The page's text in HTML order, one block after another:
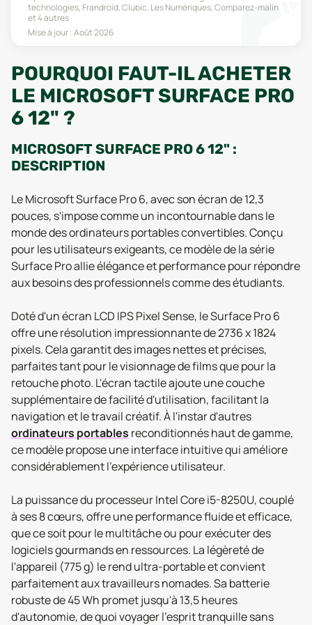
technologies, Frandroid, Clubic, Les Numériques, Comparez-malin
et 4 autres
Mise à jour :Août 2026
POURQUOI FAUT-IL ACHETER
LE MICROSOFT SURFACE PRO
6 12" ?
MICROSOFT SURFACE PRO 6 12" :
DESCRIPTION
Le Microsoft Surface Pro 6, avec son écran de 12,3
pouces, s'impose comme un incontournable dans le
monde des ordinateurs portables convertibles. Conçu
pour les utilisateurs exigeants, ce modèle de la série
Surface Pro allie élégance et performance pour répondre
aux besoins des professionnels comme des étudiants.
Doté d'un écran LCD IPS Pixel Sense, le Surface Pro 6
offre une résolution impressionnante de 2736 x 1824
pixels. Cela garantit des images nettes et précises,
parfaites tant pour le visionnage de films que pour la
retouche photo. L'écran tactile ajoute une couche
supplémentaire de facilité d'utilisation, facilitant la
navigation et le travail créatif. À l'instar d'autres
ordinateurs portables reconditionnés haut de gamme,
ce modèle propose une interface intuitive qui améliore
considérablement l'expérience utilisateur.
La puissance du processeur Intel Core i5-8250U, couplé
à ses 8 cœurs, offre une performance fluide et efficace,
que ce soit pour le multitâche ou pour exécuter des
logiciels gourmands en ressources. La légèreté de
l'appareil (775 g) le rend ultra-portable et convient
parfaitement aux travailleurs nomades. Sa batterie
robuste de 45 Wh promet jusqu'à 13,5 heures
d'autonomie, de quoi voyager l'esprit tranquille sans